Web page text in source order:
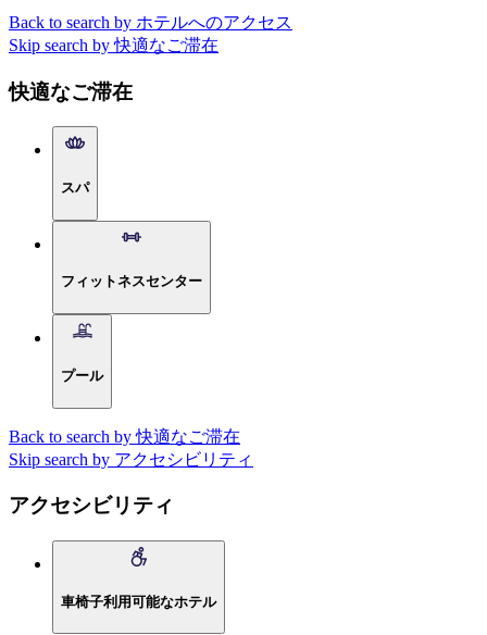
Back to search by ホテルへのアクセス
Skip search by 快適なご滞在
快適なご滞在
スパ
フィットネスセンター
プール
Back to search by 快適なご滞在
Skip search by アクセシビリティ
アクセシビリティ
車椅子利用可能なホテル